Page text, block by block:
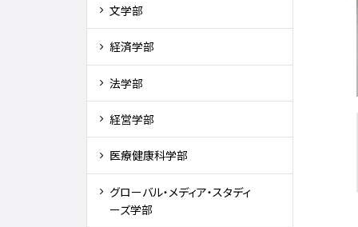
文学部
経済学部
法学部
経営学部
医療健康科学部
グローバル・メディア・スタディ
ーズ学部